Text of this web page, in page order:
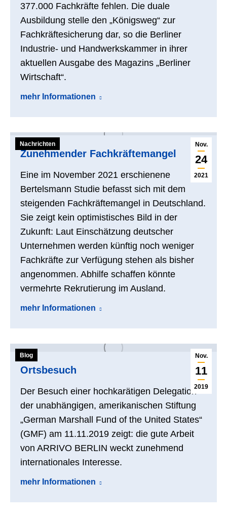
377.000 Fachkräfte fehlen. Die duale
Ausbildung stelle den „Königsweg“ zur
Fachkräftesicherung dar, so die Berliner
Industrie- und Handwerkskammer in ihrer
aktuellen Ausgabe des Magazins „Berliner
Wirtschaft“.
mehr Informationen
Nov.
24
2021
Nachrichten
Zunehmender Fachkräftemangel
Eine im November 2021 erschienene
Bertelsmann Studie befasst sich mit dem
steigenden Fachkräftemangel in Deutschland.
Sie zeigt kein optimistisches Bild in der
Zukunft: Laut Einschätzung deutscher
Unternehmen werden künftig noch weniger
Fachkräfte zur Verfügung stehen als bisher
angenommen. Abhilfe schaffen könnte
vermehrte Rekrutierung im Ausland.
mehr Informationen
Nov.
11
2019
Blog
Ortsbesuch
Der Besuch einer hochkarätigen Delegation
der unabhängigen, amerikanischen Stiftung
„German Marshall Fund of the United States“
(GMF) am 11.11.2019 zeigt: die gute Arbeit
von ARRIVO BERLIN weckt zunehmend
internationales Interesse.
mehr Informationen